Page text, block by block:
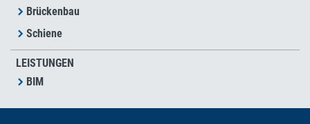
Brückenbau
Schiene
LEISTUNGEN
BIM